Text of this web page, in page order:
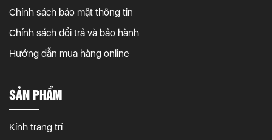
Chính sách bảo mật thông tin
Chính sách đổi trả và bảo hành
Hướng dẫn mua hàng online
SẢN PHẨM
Kính trang trí